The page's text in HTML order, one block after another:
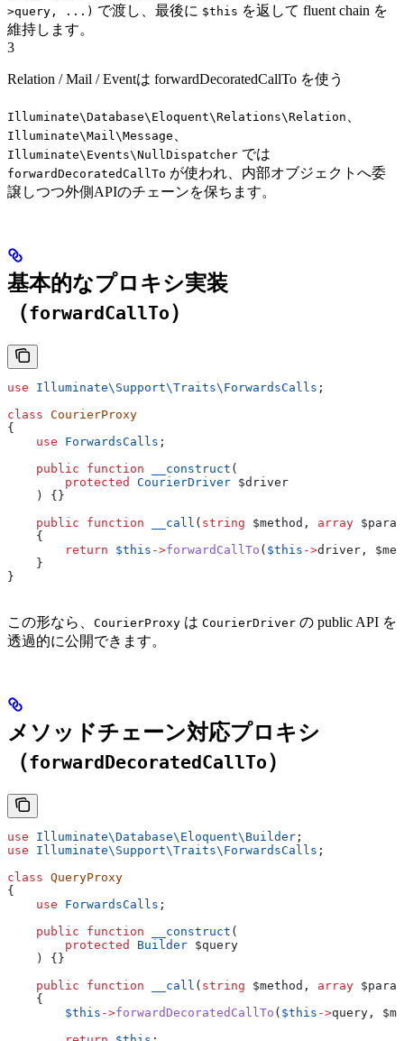
>query, ...) で渡し、最後に $this を返して fluent chain を
維持します。
3
Relation / Mail / Eventは forwardDecoratedCallTo を使う
Illuminate\Database\Eloquent\Relations\Relation
Illuminate\Mail\Message
Illuminate\Events\NullDispatcher では
forwardDecoratedCallTo が使われ、内部オブジェクトへ委
譲しつつ外側APIのチェーンを保ちます。
基本的なプロキシ実装
（forwardCallTo）
use Illuminate\Support\Traits\ ForwardsCalls ;
class CourierProxy
{
    use
ForwardsCalls ;
    public
function __construct (
        protected
CourierDriver $driver
    ) {}
    public
function __call ( string $method , array
    {
        return
$this ->forwardCallTo ( $this ->driver ,
    }
}
この形なら、 CourierProxy は CourierDriver の public API を
透過的に公開できます。
メソッドチェーン対応プロキシ
（forwardDecoratedCallTo）
use Illuminate\Database\Eloquent\ Builder ;
use Illuminate\Support\Traits\ ForwardsCalls ;
class QueryProxy
{
    use
ForwardsCalls ;
    public
function __construct (
        protected
Builder $query
    ) {}
    public
function __call ( string $method , array
    {
        $this
->forwardDecoratedCallTo ( $this ->query ,